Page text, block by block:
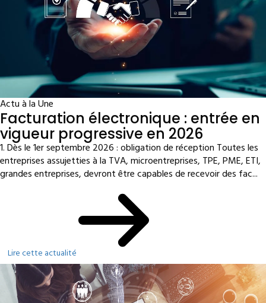
Actu à la Une
Facturation électronique : entrée en
vigueur progressive en 2026
1. Dès le 1er septembre 2026 : obligation de réception Toutes les
entreprises assujetties à la TVA, microentreprises, TPE, PME, ETI,
grandes entreprises, devront être capables de recevoir des fac...
Lire cette actualité